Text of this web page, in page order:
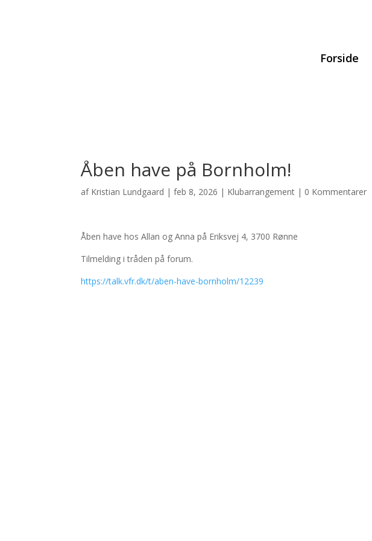
Forside
Åben have på Bornholm!
af Kristian Lundgaard |feb 8, 2026 | Klubarrangement | 0 Kommentarer
Åben have hos Allan og Anna på Eriksvej 4, 3700 Rønne
Tilmelding i tråden på forum.
https://talk.vfr.dk/t/aben-have-bornholm/12239